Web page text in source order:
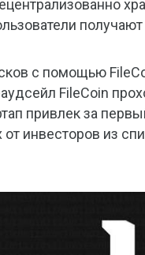
с помощью
FileCoin
привлек за
инвесторов из